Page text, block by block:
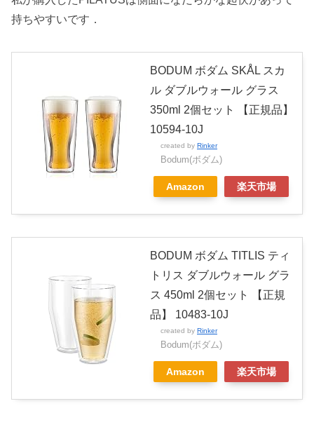
持ちやすいです．
BODUM ボダム SKÅL スカ
ル ダブルウォール グラス
350ml 2個セット 【正規品】
10594-10J
created by Rinker
Bodum(ボダム)
Amazon 楽天市場
BODUM ボダム TITLIS ティ
トリス ダブルウォール グラ
ス 450ml 2個セット 【正規
品】 10483-10J
created by Rinker
Bodum(ボダム)
Amazon 楽天市場